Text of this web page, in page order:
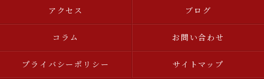
アクセス ブログ
コラム お問い合わせ
プライバシーポリシー サイトマップ